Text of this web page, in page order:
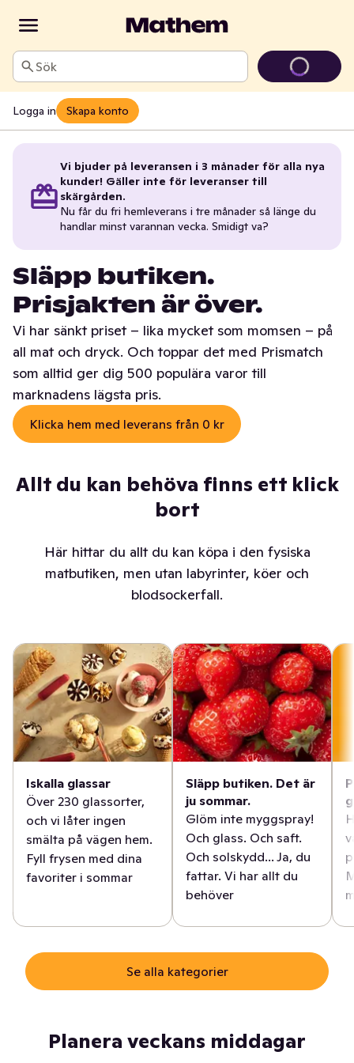
Sök
Logga in Skapa konto
Vi bjuder på leveransen i 3 månader för alla nya
kunder! Gäller inte för leveranser till
skärgården.
Nu får du fri hemleverans i tre månader så länge du
handlar minst varannan vecka. Smidigt va?
Släpp butiken.
Prisjakten är över.
Vi har sänkt priset – lika mycket som momsen – på
all mat och dryck. Och toppar det med Prismatch
som alltid ger dig 500 populära varor till
marknadens lägsta pris.
Klicka hem med leverans från 0 kr
Allt du kan behöva finns ett klick
bort
Här hittar du allt du kan köpa i den fysiska
matbutiken, men utan labyrinter, köer och
blodsockerfall.
Iskalla glassar
Över 230 glassorter,
och vi låter ingen
smälta på vägen hem.
Fyll frysen med dina
favoriter i sommar
Släpp butiken. Det är
ju sommar.
Glöm inte myggspray!
Och glass. Och saft.
Och solskydd... Ja, du
fattar. Vi har allt du
behöver
Se alla kategorier
Planera veckans middagar